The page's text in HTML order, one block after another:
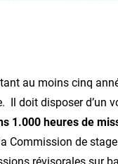
au moins cinq
Il doit disposer d’un
1.000 heures de
Commission de